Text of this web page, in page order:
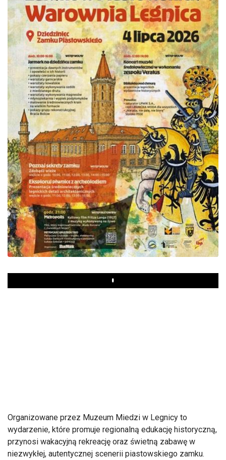
Play
Organizowane przez Muzeum Miedzi w Legnicy to
wydarzenie, które promuje regionalną edukację historyczną,
przynosi wakacyjną rekreację oraz świetną zabawę w
niezwykłej, autentycznej scenerii piastowskiego zamku.